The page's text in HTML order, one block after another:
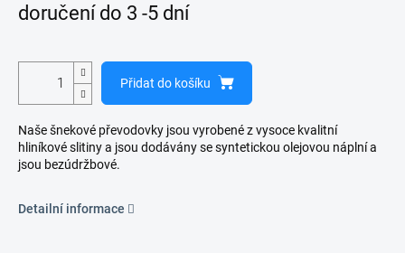
doručení do 3 -5 dní
Přidat do košíku
Naše šnekové převodovky jsou vyrobené z vysoce kvalitní
hliníkové slitiny a jsou dodávány se syntetickou olejovou náplní a
jsou bezúdržbové.
Detailní informace